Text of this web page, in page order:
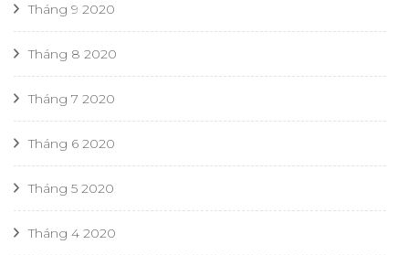
Tháng 9 2020
Tháng 8 2020
Tháng 7 2020
Tháng 6 2020
Tháng 5 2020
Tháng 4 2020